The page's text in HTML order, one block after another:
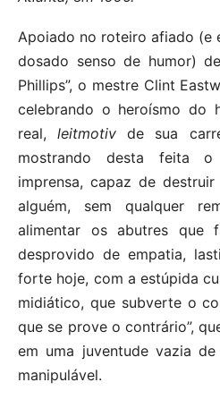
Apoiado no roteiro afiado (e
dosado senso de humor)
Phillips”, o mestre Clint
celebrando o heroísmo do
real,leitmotiv de sua
mostrando desta feita
imprensa, capaz de
alguém, sem qualquer
alimentar os abutres que
desprovido de empatia,
forte hoje, com a estúpida
midiático, que subverte o
que se prove o contrário”,
em uma juventude vazia
manipulável.